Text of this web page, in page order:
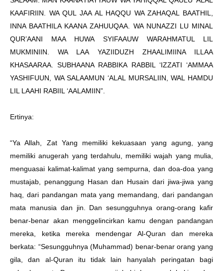
KAAFIRIIN. WA QUL JAA AL HAQQU WA ZAHAQAL BAATHIL,
INNA BAATHILA KAANA ZAHUUQAA. WA NUNAZZI LU MINAL
QUR’AANI MAA HUWA SYIFAAUW WARAHMATUL LIL
MUKMINIIN. WA LAA YAZIIDUZH ZHAALIMIINA ILLAA
KHASAARAA. SUBHAANA RABBIKA RABBIL ‘IZZATI ‘AMMAA
YASHIFUUN, WA SALAAMUN ‘ALAL MURSALIIN, WAL HAMDU
LIL LAAHI RABIIL ‘AALAMIIN”.
Ertinya:
“Ya Allah, Zat Yang memiliki kekuasaan yang agung, yang
memiliki anugerah yang terdahulu, memiliki wajah yang mulia,
menguasai kalimat-kalimat yang sempurna, dan doa-doa yang
mustajab, penanggung Hasan dan Husain dari jiwa-jiwa yang
haq, dari pandangan mata yang memandang, dari pandangan
mata manusia dan jin. Dan sesungguhnya orang-orang kafir
benar-benar akan menggelincirkan kamu dengan pandangan
mereka, ketika mereka mendengar Al-Quran dan mereka
berkata: “Sesungguhnya (Muhammad) benar-benar orang yang
gila, dan al-Quran itu tidak lain hanyalah peringatan bagi